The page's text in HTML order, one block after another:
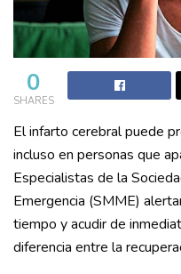
0
SHARES
El infarto cerebral puede
incluso en personas que
Especialistas de la
Emergencia (SMME)
tiempo y acudir de
diferencia entre la